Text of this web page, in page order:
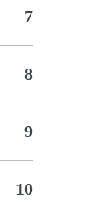
7
8
9
10